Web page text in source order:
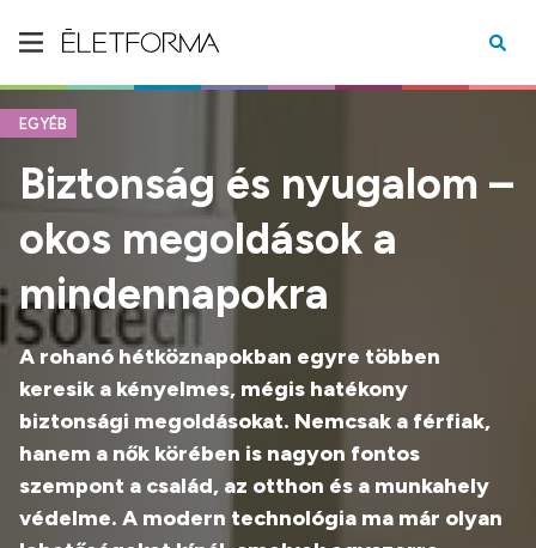
EGYÉB
Biztonság és nyugalom –
okos megoldások a
mindennapokra
A rohanó hétköznapokban egyre többen
keresik a kényelmes, mégis hatékony
biztonsági megoldásokat. Nemcsak a férfiak,
hanem a nők körében is nagyon fontos
szempont a család, az otthon és a munkahely
védelme. A modern technológia ma már olyan